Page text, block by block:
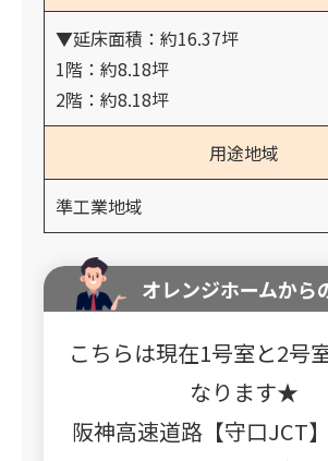
▼延床面積：約16.37坪
1階：約8.18坪
2階：約8.18坪
用途地域
準工業地域
オレンジホームから
こちらは現在1号室と2号
なります★
阪神高速道路【守口JCT